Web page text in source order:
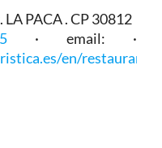
PACA . CP 30812
· email: ·
en/restaurant/